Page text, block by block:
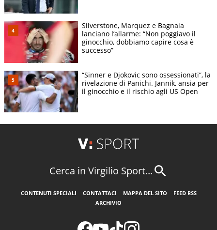
Silverstone, Marquez e Bagnaia
lanciano l’allarme: “Non poggiavo il
ginocchio, dobbiamo capire cosa è
successo”
“Sinner e Djokovic sono ossessionati”, la
rivelazione di Panichi. Jannik, ansia per
il ginocchio e il rischio agli US Open
Cerca in Virgilio Sport...
CONTENUTI SPECIALI CONTATTACI MAPPA DEL SITO
FEED RSS
ARCHIVIO